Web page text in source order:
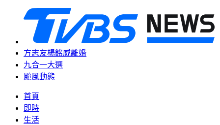
方志友楊銘威離婚
九合一大選
颱風動態
首頁
即時
生活